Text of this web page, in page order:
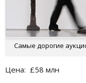
Самые дорогие
Цена: £58 млн